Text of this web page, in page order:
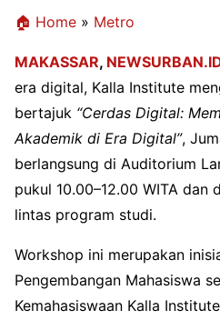
🏠 Home » Metro
MAKASSAR,
era digital, Kalla Institute
bertajuk “Cerdas Digital:
Akademik di Era Digital”,
berlangsung di Auditorium
pukul 10.00–12.00 WITA dan
lintas program studi.
Workshop ini merupakan
Pengembangan Mahasiswa
Kemahasiswaan Kalla